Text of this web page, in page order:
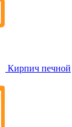
Кирпич печной